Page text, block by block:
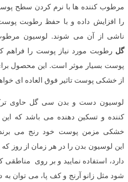
مرطوب کننده ها با نرم کردن سطح
را افزایش داده و با حفظ رطوبت
ناشی از آن می شوند. لوسیون
گل رطوبت مورد نیاز پوست را فراهم
پوست بسیار موثر است. این محصول
از خشکی پوست تاثیر فوق العاده ای
لوسیون دست و بدن سی گل حاوی
کننده و تسکین دهنده می باشد که این
خشکی مزمن پوست خود رنج می برند
این لوسیون بدن را در هر زمان از روز
دارد، استفاده نمایید و بر روی
شود مثل زانو آرنج و کف پا، می توان به